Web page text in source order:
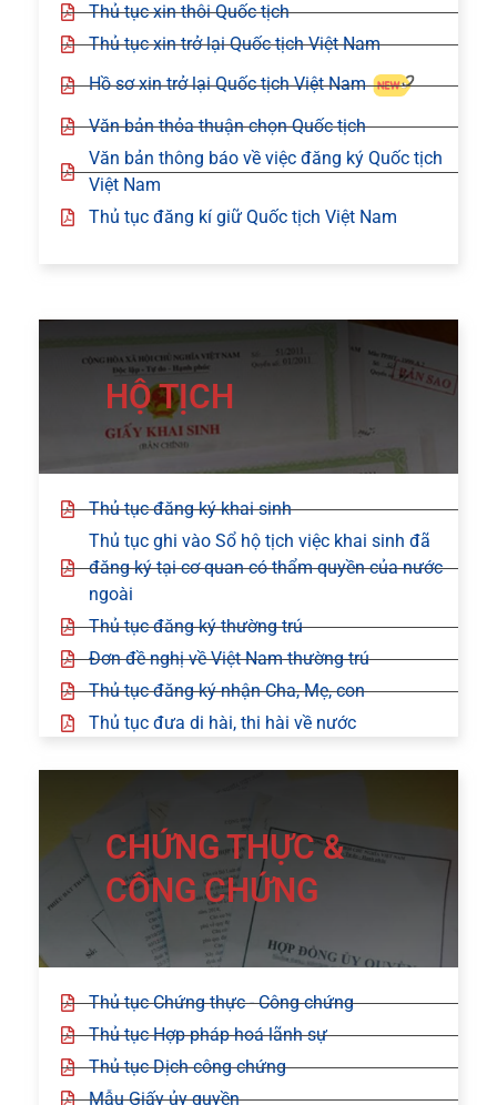
Thủ tục xin thôi Quốc tịch
Thủ tục xin trở lại Quốc tịch Việt Nam
Hồ sơ xin trở lại Quốc tịch Việt Nam
Văn bản thỏa thuận chọn Quốc tịch
Văn bản thông báo về việc đăng ký Quốc tịch
Việt Nam
Thủ tục đăng kí giữ Quốc tịch Việt Nam
HỘ TỊCH
Thủ tục đăng ký khai sinh
Thủ tục ghi vào Sổ hộ tịch việc khai sinh đã
đăng ký tại cơ quan có thẩm quyền của nước
ngoài
Thủ tục đăng ký thường trú
Đơn đề nghị về Việt Nam thường trú
Thủ tục đăng ký nhận Cha, Mẹ, con
Thủ tục đưa di hài, thi hài về nước
CHỨNG THỰC &
CÔNG CHỨNG
Thủ tục Chứng thực - Công chứng
Thủ tục Hợp pháp hoá lãnh sự
Thủ tục Dịch công chứng
Mẫu Giấy ủy quyền